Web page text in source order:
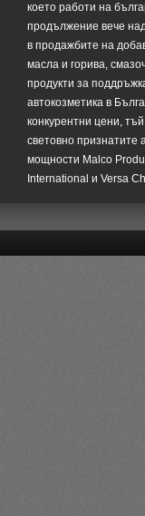
което работи на
продължение вече
в продажбите на
масла и горива,
продукти за
автокозметика в
конкурентни цени,
световно признатите
мощности Malco
International и Versa